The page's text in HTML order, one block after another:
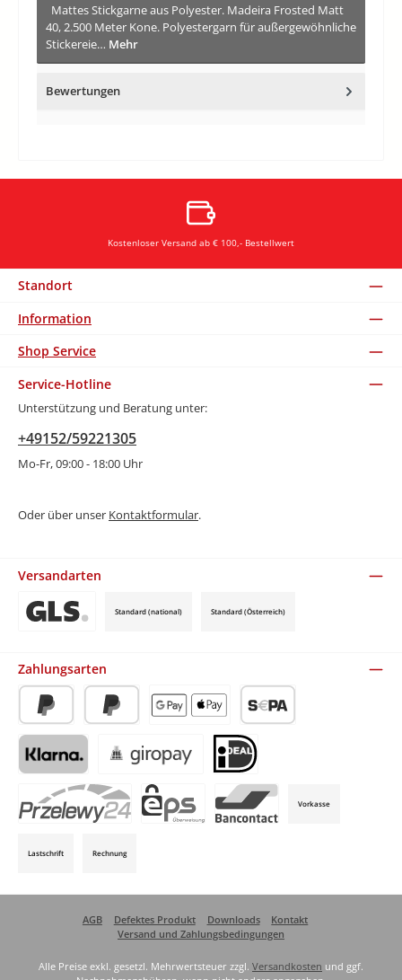
Mattes Stickgarne aus Polyester. Madeira Frosted Matt
40, 2.500 Meter Kone. Polyestergarn für außergewöhnliche
Stickereie… Mehr
Bewertungen
Kostenloser Versand ab € 100,- Bestellwert
Standort
Information
Shop Service
Service-Hotline
Unterstützung und Beratung unter:
+49152/59221305
Mo-Fr, 09:00 - 18:00 Uhr
Oder über unser Kontaktformular.
Versandarten
Standard (national) Standard (Österreich)
Zahlungsarten
PayPal Später BezahlenApple Pay / Google Pay (via Stripe)
SEPA-Lastschrift (via Stripe)
Klarna (via Stripe)Giropay (via Stripe) iDeal (via Stripe)
Vorkasse
Lastschrift Rechnung
AGB Defektes Produkt Downloads
Kontakt
Versand und Zahlungsbedingungen
Alle Preise exkl. gesetzl. Mehrwertsteuer zzgl. Versandkosten und ggf.